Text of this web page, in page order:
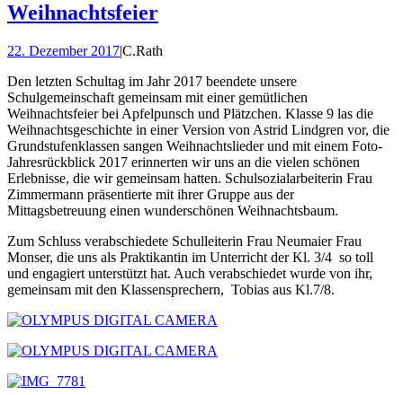
Weihnachtsfeier
22. Dezember 2017|C.Rath
Den letzten Schultag im Jahr 2017 beendete unsere
Schulgemeinschaft gemeinsam mit einer gemütlichen
Weihnachtsfeier bei Apfelpunsch und Plätzchen. Klasse 9 las die
Weihnachtsgeschichte in einer Version von Astrid Lindgren vor, die
Grundstufenklassen sangen Weihnachtslieder und mit einem Foto-
Jahresrückblick 2017 erinnerten wir uns an die vielen schönen
Erlebnisse, die wir gemeinsam hatten. Schulsozialarbeiterin Frau
Zimmermann präsentierte mit ihrer Gruppe aus der
Mittagsbetreuung einen wunderschönen Weihnachtsbaum.
Zum Schluss verabschiedete Schulleiterin Frau Neumaier Frau
Monser, die uns als Praktikantin im Unterricht der Kl. 3/4 so toll
und engagiert unterstützt hat. Auch verabschiedet wurde von ihr,
gemeinsam mit den Klassensprechern, Tobias aus Kl.7/8.